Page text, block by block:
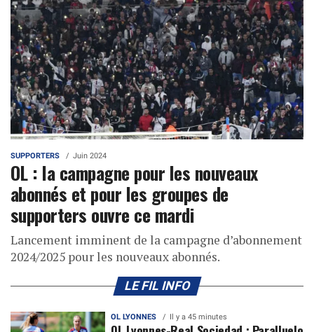
SUPPORTERS Juin 2024
OL : la campagne pour les nouveaux
abonnés et pour les groupes de
supporters ouvre ce mardi
Lancement imminent de la campagne d’abonnement
2024/2025 pour les nouveaux abonnés.
LE FIL INFO
OL LYONNES Il y a 45 minutes